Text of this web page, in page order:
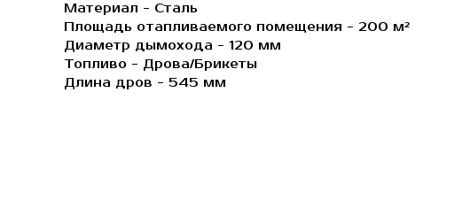
Материал - Сталь
Площадь отапливаемого помещения - 200 м²
Диаметр дымохода - 120 мм
Топливо - Дрова/Брикеты
Длина дров - 545 мм